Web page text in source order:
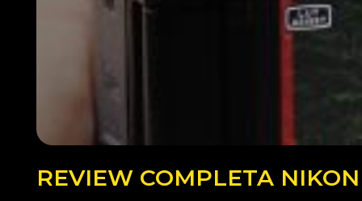
REVIEW COMPLETA